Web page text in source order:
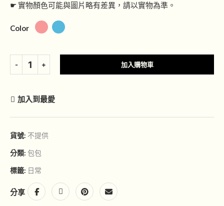
☛ 實物顏色可能與圖片略有差異，請以實物為準。
Color
加入購物車
加入到最愛
貨號: 不提供
分類: 包包
標籤: 日常
分享